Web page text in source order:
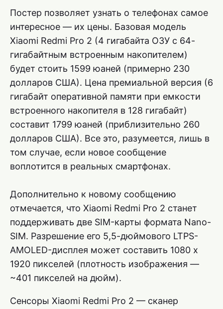
Постер позволяет узнать о телефонах самое
интересное — их цены. Базовая модель
Xiaomi Redmi Pro 2 (4 гигабайта ОЗУ с 64-
гигабайтным встроенным накопителем)
будет стоить 1599 юаней (примерно 230
долларов США). Цена премиальной версия (6
гигабайт оперативной памяти при емкости
встроенного накопителя в 128 гигабайт)
составит 1799 юаней (приблизительно 260
долларов США). Все это, разумеется, лишь в
том случае, если новое сообщение
воплотится в реальных смартфонах.
Дополнительно к новому сообщению
отмечается, что Xiaomi Redmi Pro 2 станет
поддерживать две SIM-карты формата Nano-
SIM. Разрешение его 5,5-дюймового LTPS-
AMOLED-дисплея может составить 1080 x
1920 пикселей (плотность изображения —
~401 пикселей на дюйм).
Сенсоры Xiaomi Redmi Pro 2 — сканер